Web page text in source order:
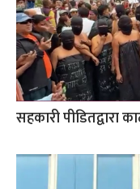
सहकारी पीडितद्वारा